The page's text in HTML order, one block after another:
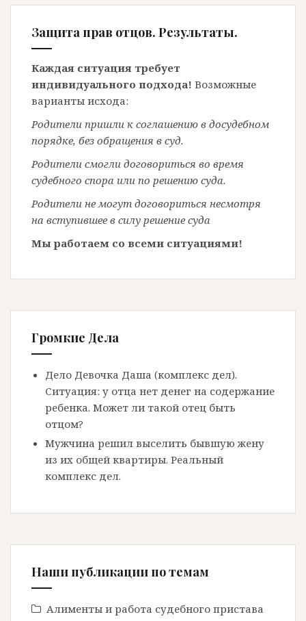
Защита прав отцов. Результаты.
Каждая ситуация требует
индивидуального подхода! Возможные
варианты исхода:
Родители пришли к соглашению в досудебном
порядке, без обращения в суд.
Родители смогли договориться во время
судебного спора или по решению суда.
Родители не могут договориться несмотря
на вступившее в силу решение суда
Мы работаем со всеми ситуациями!
Громкие Дела
Дело Девочка Даша (комплекс дел).
Ситуация: у отца нет денег на содержание
ребенка. Может ли такой отец быть
отцом?
Мужчина решил выселить бывшую жену
из их общей квартиры. Реальный
комплекс дел.
Наши публикации по темам
Алименты и работа судебного пристава